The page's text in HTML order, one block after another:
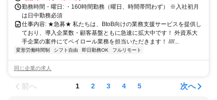
勤務時間・曜日: ・160時間勤務（曜日、時間帯問わず） ※入社初月
は日中勤務必須
仕事内容: ★急募★ 私たちは、BtoB向けの業務支援サービスを提供し
ており、導入企業数・顧客基盤ともに急速に拡大中です！ 外資系大
手企業の案件にてペイロール業務を担当いただきます！ ////...
変形労働時間制 シフト自由 即日勤務OK フルリモート
同じ企業の求人
前へ 1 2 3 4 5 次へ